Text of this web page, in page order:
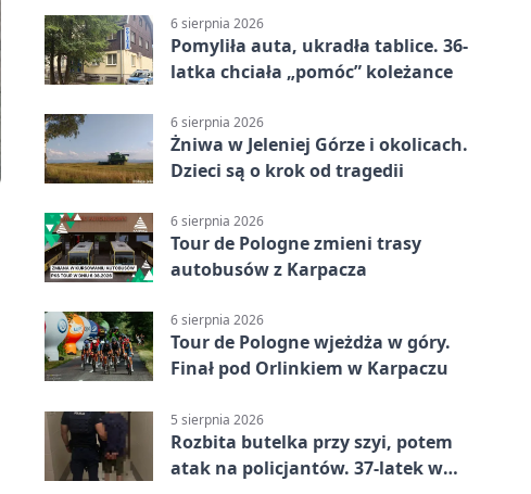
6 sierpnia 2026
Pomyliła auta, ukradła tablice. 36-
latka chciała „pomóc” koleżance
6 sierpnia 2026
Żniwa w Jeleniej Górze i okolicach.
Dzieci są o krok od tragedii
6 sierpnia 2026
Tour de Pologne zmieni trasy
autobusów z Karpacza
6 sierpnia 2026
Tour de Pologne wjeżdża w góry.
Finał pod Orlinkiem w Karpaczu
5 sierpnia 2026
Rozbita butelka przy szyi, potem
atak na policjantów. 37-latek w